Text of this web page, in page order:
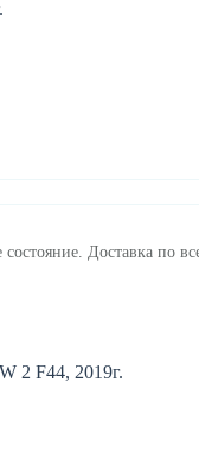
2 F44, 2019г.
Доставка по